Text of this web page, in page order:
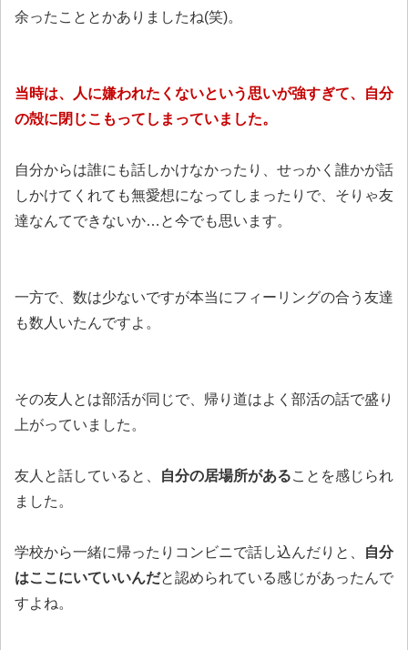
余ったこととかありましたね(笑)。
当時は、人に嫌われたくないという思いが強すぎて、自分
の殻に閉じこもってしまっていました。
自分からは誰にも話しかけなかったり、せっかく誰かが話
しかけてくれても無愛想になってしまったりで、そりゃ友
達なんてできないか…と今でも思います。
一方で、数は少ないですが本当にフィーリングの合う友達
も数人いたんですよ。
その友人とは部活が同じで、帰り道はよく部活の話で盛り
上がっていました。
友人と話していると、 自分の居場所があることを感じられ
ました。
学校から一緒に帰ったりコンビニで話し込んだりと、
自分
はここにいていいんだと認められている感じがあったんで
すよね。